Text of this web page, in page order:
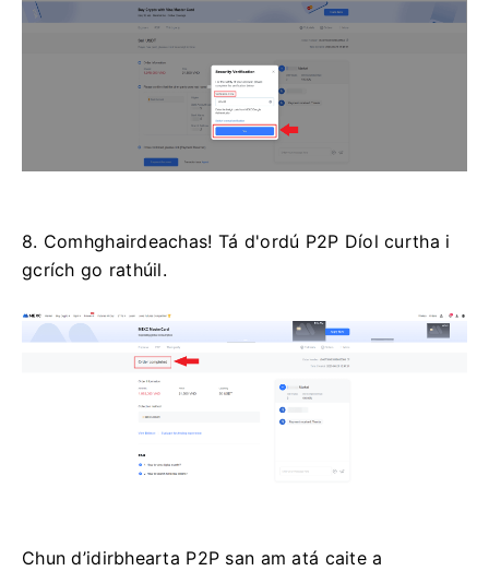
8. Comhghairdeachas! Tá d'ordú P2P Díol curtha i
gcrích go rathúil.
Chun d’idirbhearta P2P san am atá caite a